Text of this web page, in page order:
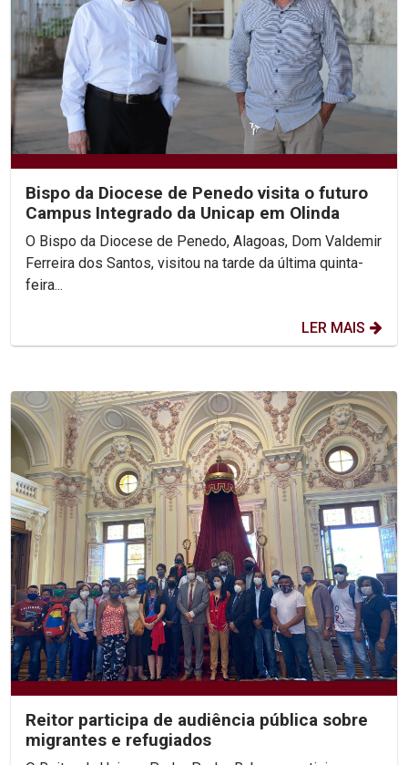
Bispo da Diocese de Penedo visita o futuro
Campus Integrado da Unicap em Olinda
O Bispo da Diocese de Penedo, Alagoas, Dom Valdemir
Ferreira dos Santos, visitou na tarde da última quinta-
feira...
LER MAIS
Reitor participa de audiência pública sobre
migrantes e refugiados